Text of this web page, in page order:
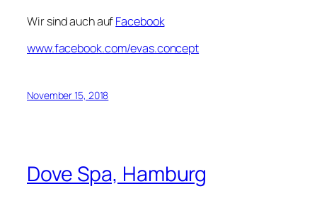
Wir sind auch aufFacebook
www.facebook.com/evas.concept
November 15, 2018
Dove Spa, Hamburg